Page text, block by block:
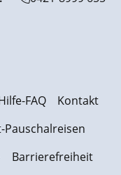
FAQ
Kontakt
Barrierefreiheit